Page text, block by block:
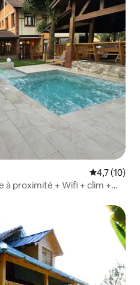
Évaluation
4,7 (10)
à proximité + Wifi + clim +